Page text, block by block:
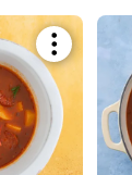
Bookmark
recipe
or
add
to
your
collections.